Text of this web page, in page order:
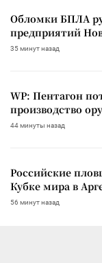
Обломки БПЛА
предприятий
35 минут назад
WP: Пентагон
производство
44 минуты назад
Российские
Кубке мира в
56 минут назад